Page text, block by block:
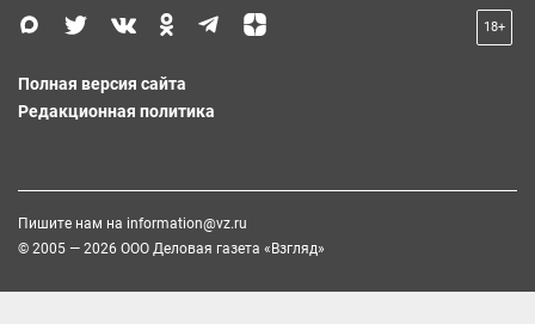
18+
Полная версия сайта
Редакционная политика
Пишите нам на information@vz.ru
© 2005 — 2026 ООО Деловая газета «Взгляд»